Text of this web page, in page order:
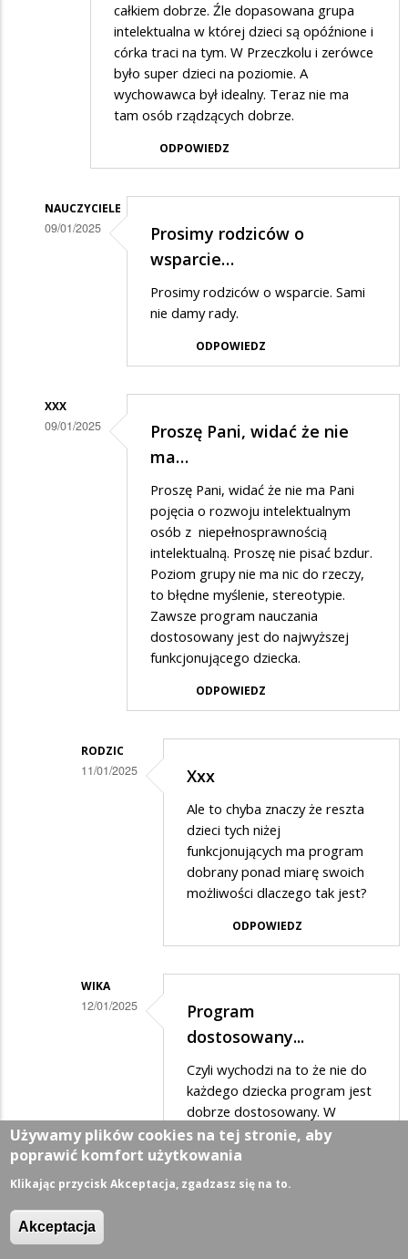
całkiem dobrze. Źle dopasowana grupa
intelektualna w której dzieci są opóźnione i
córka traci na tym. W Przeczkolu i zerówce
było super dzieci na poziomie. A
wychowawca był idealny. Teraz nie ma
tam osób rządzących dobrze.
ODPOWIEDZ
NAUCZYCIELE
09/01/2025
odpowiedzi
Zgadzam
Prosimy rodziców o
wsparcie…
Prosimy rodziców o wsparcie. Sami
nie damy rady.
ODPOWIEDZ
XXX
09/01/2025
Proszę Pani, widać że nie
ma…
Proszę Pani, widać że nie ma Pani
pojęcia o rozwoju intelektualnym
osób z niepełnosprawnością
intelektualną. Proszę nie pisać bzdur.
Poziom grupy nie ma nic do rzeczy,
to błędne myślenie, stereotypie.
Zawsze program nauczania
dostosowany jest do najwyższej
funkcjonującego dziecka.
ODPOWIEDZ
RODZIC
11/01/2025
Pani,
widać
Xxx
Ale to chyba znaczy że reszta
dzieci tych niżej
funkcjonujących ma program
dobrany ponad miarę swoich
możliwości dlaczego tak jest?
ODPOWIEDZ
WIKA
12/01/2025
odpowiedzi
na
Proszę
Pani,
widać
Program
dostosowany...
Czyli wychodzi na to że nie do
każdego dziecka program jest
dobrze dostosowany. W
przypadku dzieci z
orzeczeniem program
powinien być dostosowany do
każdego dziecka indywidualnie
Używamy plików cookies na tej stronie, aby
poprawić komfort użytkowania
Klikając przycisk Akceptacja, zgadzasz się na to.
Akceptacja